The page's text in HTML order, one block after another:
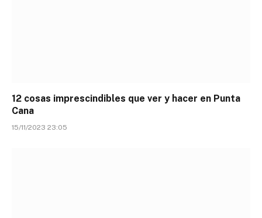
12 cosas imprescindibles que ver y hacer en Punta
Cana
15/11/2023 23:05